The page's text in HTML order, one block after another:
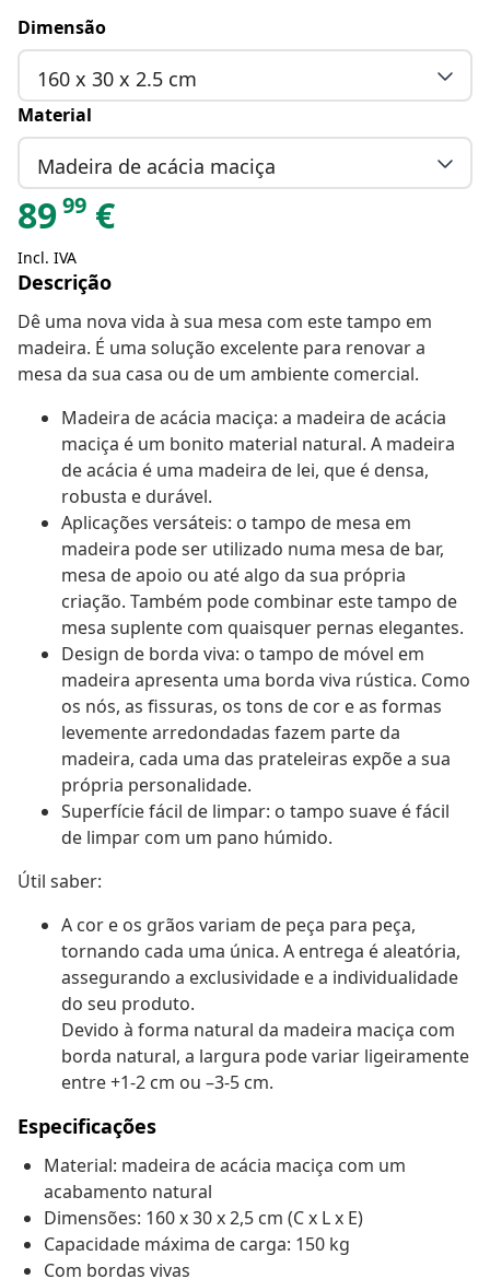
Dimensão
160 x 30 x 2.5 cm
Material
Madeira de acácia maciça
8999 €
Incl. IVA
Descrição
Dê uma nova vida à sua mesa com este tampo em
madeira. É uma solução excelente para renovar a
mesa da sua casa ou de um ambiente comercial.
Madeira de acácia maciça: a madeira de acácia
maciça é um bonito material natural. A madeira
de acácia é uma madeira de lei, que é densa,
robusta e durável.
Aplicações versáteis: o tampo de mesa em
madeira pode ser utilizado numa mesa de bar,
mesa de apoio ou até algo da sua própria
criação. Também pode combinar este tampo de
mesa suplente com quaisquer pernas elegantes.
Design de borda viva: o tampo de móvel em
madeira apresenta uma borda viva rústica. Como
os nós, as fissuras, os tons de cor e as formas
levemente arredondadas fazem parte da
madeira, cada uma das prateleiras expõe a sua
própria personalidade.
Superfície fácil de limpar: o tampo suave é fácil
de limpar com um pano húmido.
Útil saber:
A cor e os grãos variam de peça para peça,
tornando cada uma única. A entrega é aleatória,
assegurando a exclusividade e a individualidade
do seu produto.
Devido à forma natural da madeira maciça com
borda natural, a largura pode variar ligeiramente
entre +1-2 cm ou –3-5 cm.
Especificações
Material: madeira de acácia maciça com um
acabamento natural
Dimensões: 160 x 30 x 2,5 cm (C x L x E)
Capacidade máxima de carga: 150 kg
Com bordas vivas